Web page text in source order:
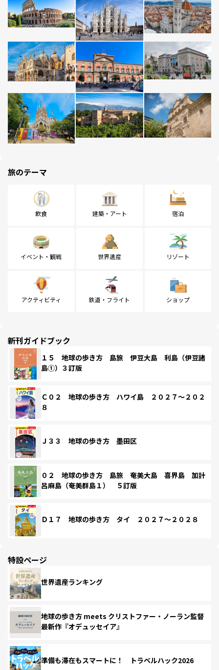
旅のテーマ
飲食 建築・アート 宿泊
イベント・観戦 世界遺産 リゾート
アクティビティ 鉄道・フライト ショップ
新刊ガイドブック
１５ 地球の歩き方 島旅 伊豆大島 利島（伊豆諸
島①）３訂版
Ｃ０２ 地球の歩き方 ハワイ島 ２０２７～２０２
８
Ｊ３３ 地球の歩き方 墨田区
０２ 地球の歩き方 島旅 奄美大島 喜界島 加計
呂麻島（奄美群島１） ５訂版
Ｄ１７ 地球の歩き方 タイ ２０２７～２０２８
特設ページ
世界遺産ランキング
地球の歩き方 meets クリストファー・ノーラン監督
最新作『オデュッセイア』
準備も滞在もスマートに！ トラベルハック2026